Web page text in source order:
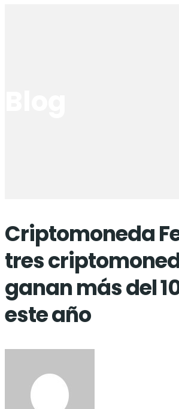
Criptomoneda
tres
ganan más del
este año